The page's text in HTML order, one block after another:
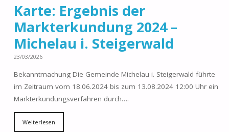
Karte: Ergebnis der
Markterkundung 2024 –
Michelau i. Steigerwald
23/03/2026
Bekanntmachung Die Gemeinde Michelau i. Steigerwald führte
im Zeitraum vom 18.06.2024 bis zum 13.08.2024 12:00 Uhr ein
Markterkundungsverfahren durch….
Weiterlesen